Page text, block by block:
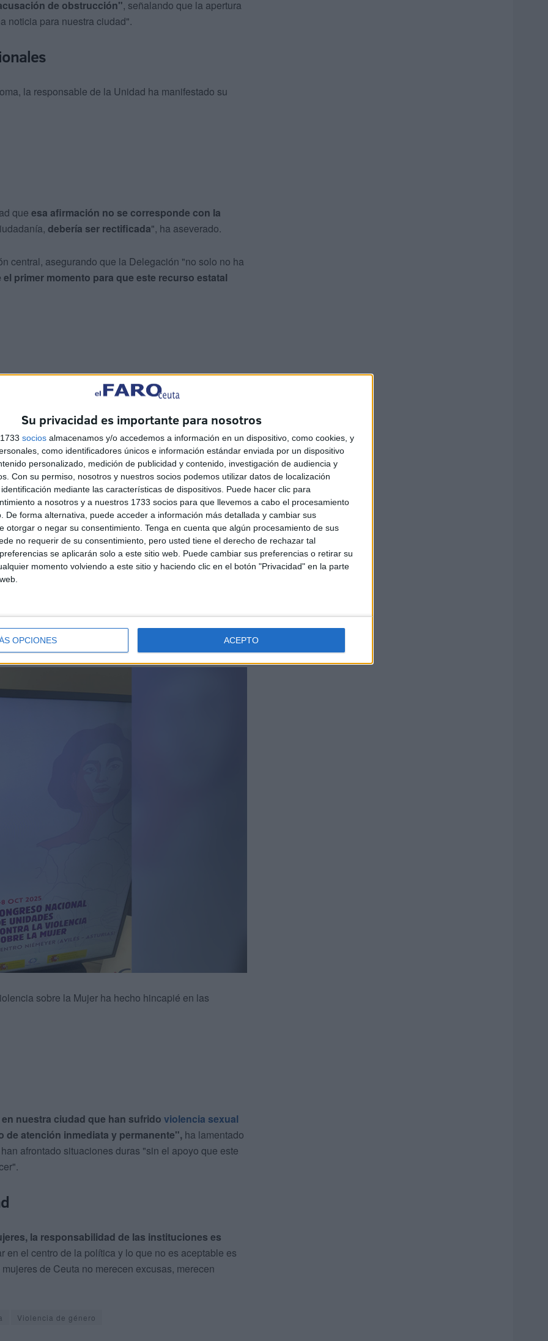
Su privacidad es importante para nosotros
socios almacenamos y/o accedemos a información en un dispositivo, como cookies, y
como identificadores únicos e información estándar enviada por un dispositivo
personalizado, medición de publicidad y contenido, investigación de audiencia y
Con su permiso, nosotros y nuestros socios podemos utilizar datos de localización
mediante las características de dispositivos. Puede hacer clic para
a nosotros y a nuestros 1733 socios para que llevemos a cabo el procesamiento
De forma alternativa, puede acceder a información más detallada y cambiar sus
otorgar o negar su consentimiento. Tenga en cuenta que algún procesamiento de sus
no requerir de su consentimiento, pero usted tiene el derecho de rechazar tal
se aplicarán solo a este sitio web. Puede cambiar sus preferencias o retirar su
momento volviendo a este sitio y haciendo clic en el botón "Privacidad" en la parte
OPCIONES ACEPTO
de obstrucción", señalando que la apertura
noticia para nuestra ciudad".
la responsable de la Unidad ha manifestado su
que esa afirmación no se corresponde con la
debería ser rectificada", ha aseverado.
central, asegurando que la Delegación "no solo no ha
primer momento para que este recurso estatal
financiada con alrededor de1,2 millones de euros
y Resiliencia.
parte de la Consejería ha sufrido constantes
antes de finales de 2024, se solicitó una
cumplió y a día de hoy, Ceuta es el único territorio
24 horas operativo”, ha recordado Rosales.
sobre la Mujer ha hecho hincapié en las
nuestra ciudad que han sufrido violencia sexual
atención inmediata y permanente", ha lamentado
afrontado situaciones duras "sin el apoyo que este
la responsabilidad de las instituciones es
en el centro de la política y lo que no es aceptable es
de Ceuta no merecen excusas, merecen
Violencia de género